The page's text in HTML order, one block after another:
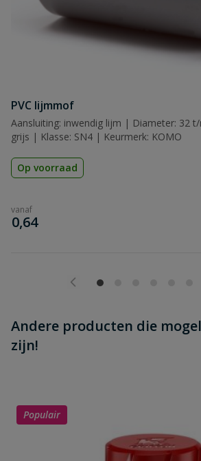
Beoordeling
Beoordeling versturen
PVC lijmmof
Aansluiting: inwendig lijm | Diameter: 32
grijs | Klasse: SN4 | Keurmerk: KOMO
Op voorraad
vanaf
€
0,64
Andere producten die
zijn!
Populair